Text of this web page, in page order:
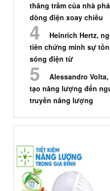
thăng trầm của nhà
dòng điện xoay chiều
Heinrich Hertz,
tiên chứng minh sự
sóng điện từ
Alessandro
tạo năng lượng đến
truyền năng lượng